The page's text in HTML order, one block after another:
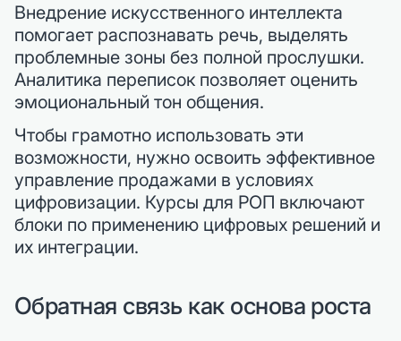
Внедрение искусственного интеллекта
помогает распознавать речь, выделять
проблемные зоны без полной прослушки.
Аналитика переписок позволяет оценить
эмоциональный тон общения.
Чтобы грамотно использовать эти
возможности, нужно освоить эффективное
управление продажами в условиях
цифровизации. Курсы для РОП включают
блоки по применению цифровых решений и
их интеграции.
Обратная связь как основа роста